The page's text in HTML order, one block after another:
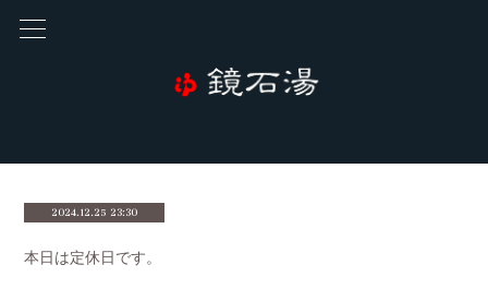
2024.12.25 23:30
本日は定休日です。